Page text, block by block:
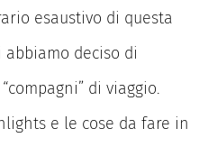
esaustivo di questa
deciso di
di viaggio.
e le cose da fare in